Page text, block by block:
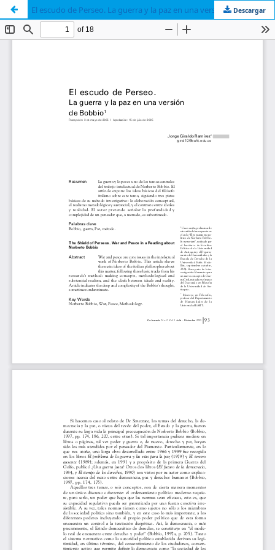
El escudo de Perseo. La guerra y la paz en una versión de Bobbio
Descargar